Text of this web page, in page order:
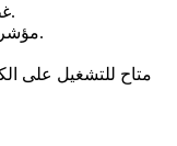
غطاء أمامي زجاجي.
مؤشر لمستوى البطارية.